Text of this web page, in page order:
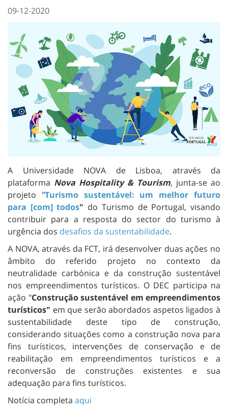
09-12-2020
A Universidade NOVA de Lisboa, através da
plataforma Nova Hospitality & Tourism, junta-se ao
projeto "Turismo sustentável: um melhor futuro
para [com] todos" do Turismo de Portugal, visando
contribuir para a resposta do sector do turismo à
urgência dos desafios da sustentabilidade.
A NOVA, através da FCT, irá desenvolver duas ações no
âmbito do referido projeto no contexto da
neutralidade carbónica e da construção sustentável
nos empreendimentos turísticos. O DEC participa na
ação "Construção sustentável em empreendimentos
turísticos" em que serão abordados aspetos ligados à
sustentabilidade deste tipo de construção,
considerando situações como a construção nova para
fins turísticos, intervenções de conservação e de
reabilitação em empreendimentos turísticos e a
reconversão de construções existentes e sua
adequação para fins turísticos.
Notícia completa aqui